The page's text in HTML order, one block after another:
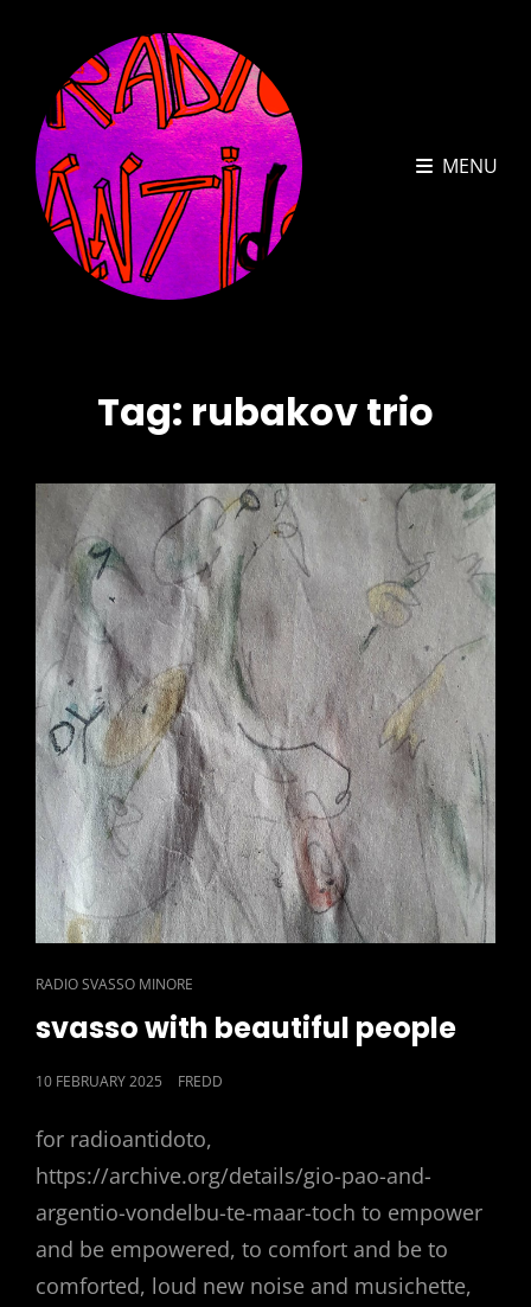
MENU
Tag: rubakov trio
CAT
RADIO SVASSO MINORE
svasso with beautiful people
POSTED
10 FEBRUARY 2025 FREDD
for radioantidoto,
https://archive.org/details/gio-pao-and-
argentio-vondelbu-te-maar-toch to empower
and be empowered, to comfort and be to
comforted, loud new noise and musichette,